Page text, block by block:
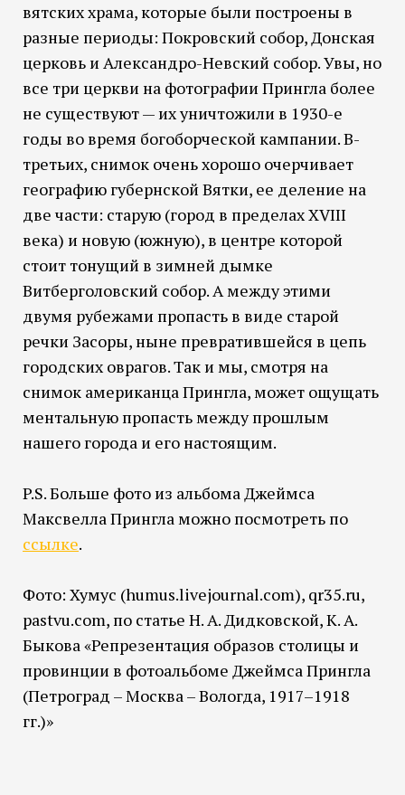
вятских храма, которые были построены в
разные периоды: Покровский собор, Донская
церковь и Александро-Невский собор. Увы, но
все три церкви на фотографии Прингла более
не существуют — их уничтожили в 1930-е
годы во время богоборческой кампании. В-
третьих, снимок очень хорошо очерчивает
географию губернской Вятки, ее деление на
две части: старую (город в пределах XVIII
века) и новую (южную), в центре которой
стоит тонущий в зимней дымке
Витберголовский собор. А между этими
двумя рубежами пропасть в виде старой
речки Засоры, ныне превратившейся в цепь
городских оврагов. Так и мы, смотря на
снимок американца Прингла, может ощущать
ментальную пропасть между прошлым
нашего города и его настоящим.
P.S. Больше фото из альбома Джеймса
Максвелла Прингла можно посмотреть по
ссылке.
Фото: Хумус (humus.livejournal.com), qr35.ru,
pastvu.com, по статье Н. А. Дидковской, К. А.
Быкова «Репрезентация образов столицы и
провинции в фотоальбоме Джеймса Прингла
(Петроград – Москва – Вологда, 1917–1918
гг.)»